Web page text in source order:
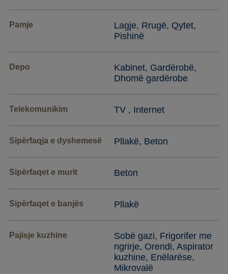
Pamje
Lagje, Rrugë, Qytet,
Pishinë
Depo
Kabinet, Gardërobë,
Dhomë gardërobe
Telekomunikim TV , Internet
Sipërfaqja e dyshemesë Pllakë, Beton
Sipërfaqet e murit Beton
Sipërfaqet e banjës Pllakë
Pajisje kuzhine
Sobë gazi, Frigorifer me
ngrirje, Orendi, Aspirator
kuzhine, Enëlarëse,
Mikrovalë